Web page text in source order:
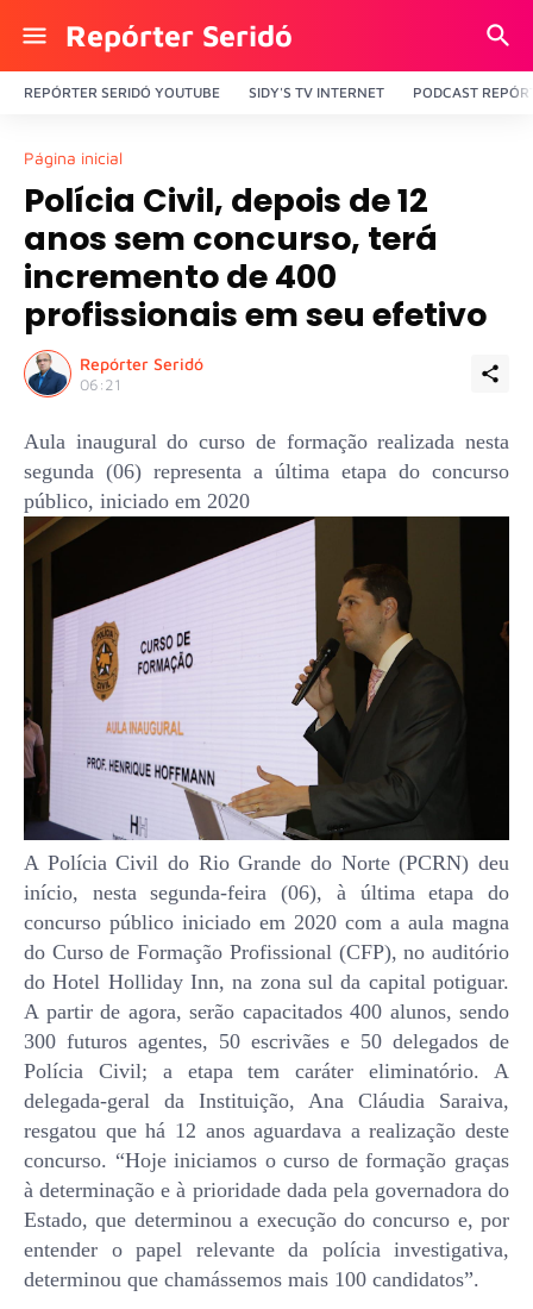
Repórter Seridó
REPÓRTER SERIDÓ YOUTUBE SIDY'S TV INTERNET PODCAST
Página inicial
Polícia Civil, depois de 12
anos sem concurso, terá
incremento de 400
profissionais em seu efetivo
Repórter Seridó
06:21
Aula inaugural do curso de formação realizada nesta
segunda (06) representa a última etapa do concurso
público, iniciado em 2020
A Polícia Civil do Rio Grande do Norte (PCRN) deu
início, nesta segunda-feira (06), à última etapa do
concurso público iniciado em 2020 com a aula magna
do Curso de Formação Profissional (CFP), no auditório
do Hotel Holliday Inn, na zona sul da capital potiguar.
A partir de agora, serão capacitados 400 alunos, sendo
300 futuros agentes, 50 escrivães e 50 delegados de
Polícia Civil; a etapa tem caráter eliminatório. A
delegada-geral da Instituição, Ana Cláudia Saraiva,
resgatou que há 12 anos aguardava a realização deste
concurso. “Hoje iniciamos o curso de formação graças
à determinação e à prioridade dada pela governadora do
Estado, que determinou a execução do concurso e, por
entender o papel relevante da polícia investigativa,
determinou que chamássemos mais 100 candidatos”.